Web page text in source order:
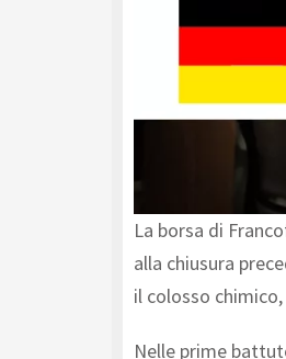
La borsa di
alla chiusura
il colosso
Nelle prime